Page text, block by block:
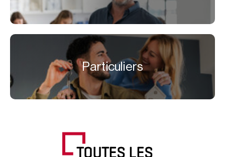
Particuliers
TOUTES LES